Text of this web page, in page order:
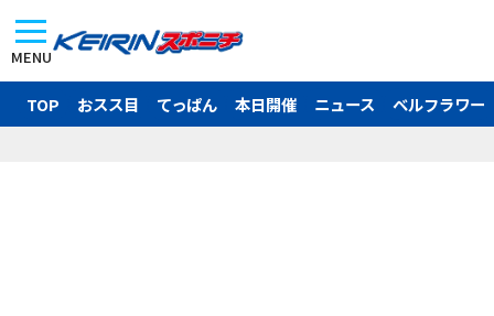
MENU
TOP おスス目 てっぱん 本日開催 ニュース ベルフラワー